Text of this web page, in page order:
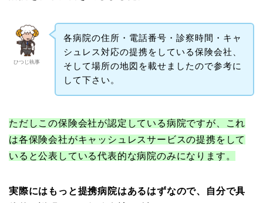
ひつじ執事
各病院の住所・電話番号・診察時間・キャ
シュレス対応の提携をしている保険会社、
そして場所の地図を載せましたので参考に
して下さい。
ただしこの保険会社が認定している病院ですが、これ
は各保険会社がキャッシュレスサービスの提携をして
いると公表している代表的な病院のみになります。
実際にはもっと提携病院はあるはずなので、自分で具